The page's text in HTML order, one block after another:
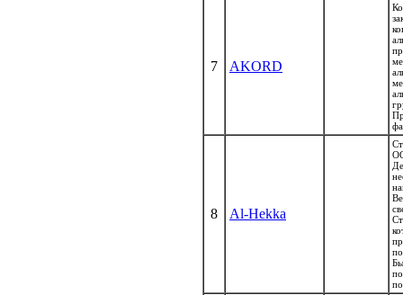
7 AKORD
8 Al-Hekka